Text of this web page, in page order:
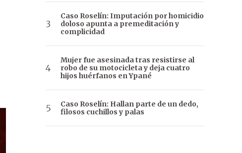
Caso Roselín: Imputación por homicidio
doloso apunta a premeditación y
complicidad
Mujer fue asesinada tras resistirse al
robo de su motocicleta y deja cuatro
hijos huérfanos en Ypané
Caso Roselín: Hallan parte de un dedo,
filosos cuchillos y palas